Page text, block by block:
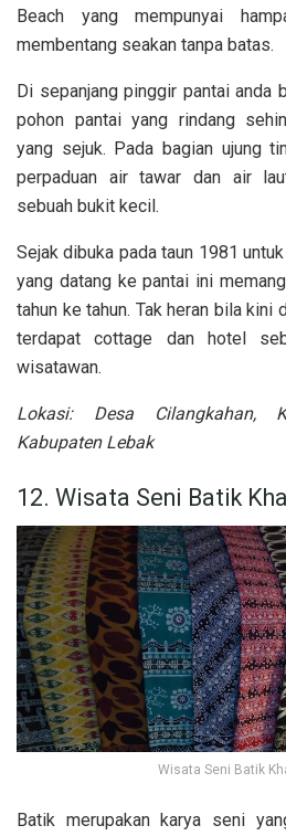
Beach yang mempunyai
membentang seakan tanpa batas.
Di sepanjang pinggir pantai anda
pohon pantai yang rindang
yang sejuk. Pada bagian ujung
perpaduan air tawar dan air
sebuah bukit kecil.
Sejak dibuka pada taun 1981
yang datang ke pantai ini
tahun ke tahun. Tak heran bila kini
terdapat cottage dan hotel
wisatawan.
Lokasi: Desa Cilangkahan,
KabupatenLebak
12. Wisata Seni Batik
Wisata Seni Batik
Batik merupakan karya seni